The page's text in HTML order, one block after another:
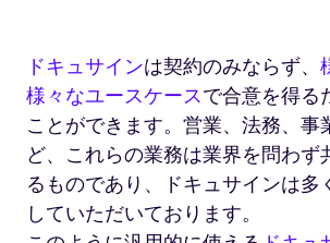
ドキュサインは契約のみならず、
様々なユースケースで合意を得る
ことができます。営業、法務、事
ど、これらの業務は業界を問わず
るものであり、ドキュサインは多
していただいております。